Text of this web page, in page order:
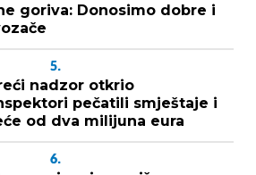
goriva: Donosimo dobre i
5.
nadzor otkrio
pečatili smještaje i
od dva milijuna eura
6.